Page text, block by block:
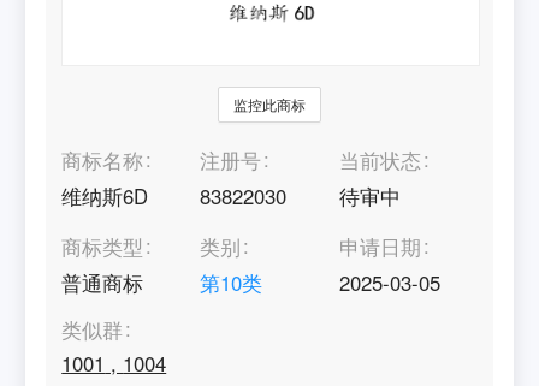
监控此商标
商标名称
维纳斯6D
注册号
83822030
当前状态
待审中
商标类型
普通商标
类别
第10类
申请日期
2025-03-05
类似群
1001 , 1004